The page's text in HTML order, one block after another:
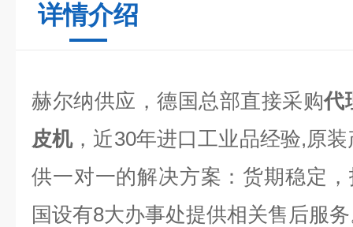
详情介绍
赫尔纳供应，德国总部直接采购代
皮机，近30年进口工业品经验,原
供一对一的解决方案：货期稳定
国设有8大办事处提供相关售后服